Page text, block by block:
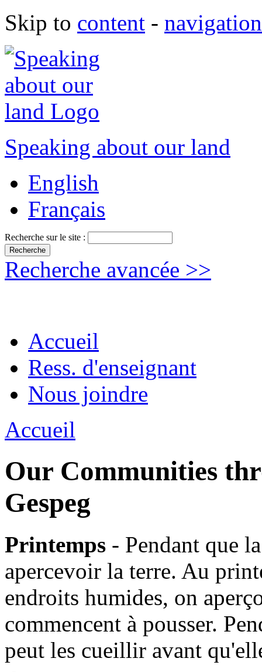
Skip to content - navigation
Speaking about our land
English
Français
Recherche sur le site :
Recherche avancée >>
Accueil
Ress. d'enseignant
Nous joindre
Accueil
Our Communities
Gespeg
Printemps - Pendant que
apercevoir la terre. Au
endroits humides, on
commencent à pousser.
peut les cueillir avant